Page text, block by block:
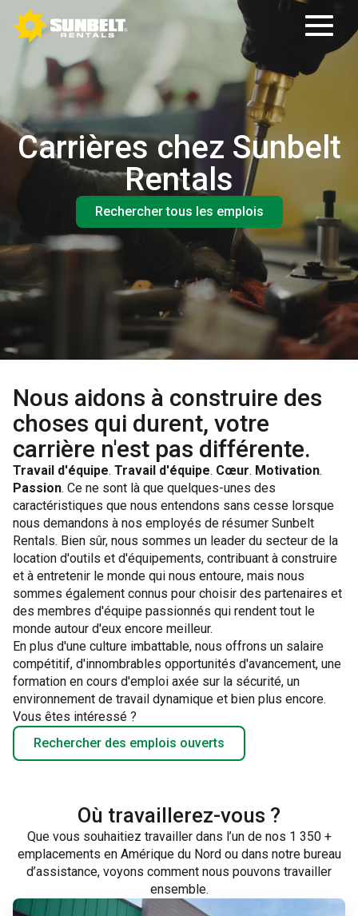
Carrières chez Sunbelt
Rentals
Rechercher tous les emplois
Nous aidons à construire des
choses qui durent, votre
carrière n'est pas différente.
Travail d'équipe. Travail d'équipe. Cœur. Motivation.
Passion. Ce ne sont là que quelques-unes des
caractéristiques que nous entendons sans cesse lorsque
nous demandons à nos employés de résumer Sunbelt
Rentals. Bien sûr, nous sommes un leader du secteur de la
location d'outils et d'équipements, contribuant à construire
et à entretenir le monde qui nous entoure, mais nous
sommes également connus pour choisir des partenaires et
des membres d'équipe passionnés qui rendent tout le
monde autour d'eux encore meilleur.
En plus d'une culture imbattable, nous offrons un salaire
compétitif, d'innombrables opportunités d'avancement, une
formation en cours d'emploi axée sur la sécurité, un
environnement de travail dynamique et bien plus encore.
Vous êtes intéressé ?
Rechercher des emplois ouverts
Où travaillerez-vous ?
Que vous souhaitiez travailler dans l’un de nos 1 350 +
emplacements en Amérique du Nord ou dans notre bureau
d’assistance, voyons comment nous pouvons travailler
ensemble.